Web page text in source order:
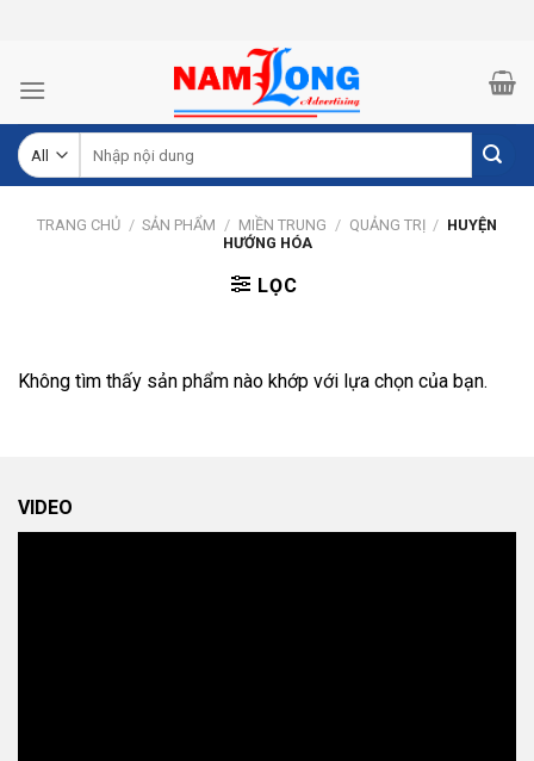
kiếm:
TRANG CHỦ / SẢN PHẨM / MIỀN TRUNG / QUẢNG TRỊ / HUYỆN
HƯỚNG HÓA
LỌC
Không tìm thấy sản phẩm nào khớp với lựa chọn của bạn.
VIDEO